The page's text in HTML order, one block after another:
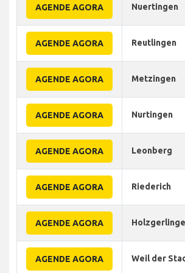
AGENDE AGORA Nuertingen
AGENDE AGORA Reutlingen
AGENDE AGORA Metzingen
AGENDE AGORA Nurtingen
AGENDE AGORA Leonberg
AGENDE AGORA Riederich
AGENDE AGORA
AGENDE AGORA Weil der